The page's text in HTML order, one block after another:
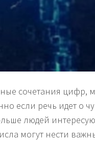
сочетания цифр,
если речь идет о
людей
могут нести